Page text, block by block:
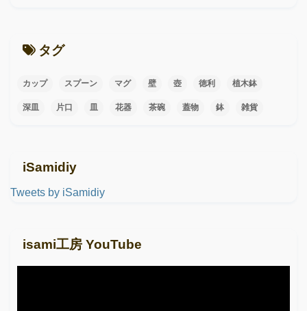
タグ
カップ スプーン マグ 壁 壺 徳利 植木鉢
深皿 片口 皿 花器 茶碗 蓋物 鉢 雑貨
iSamidiy
Tweets by iSamidiy
isami工房 YouTube